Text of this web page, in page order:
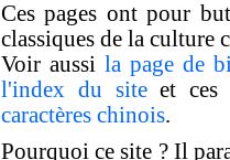
Ces pages ont pour
classiques de la culture
Voir aussi la page de
l'index du siteet ces
caractères chinois.
Pourquoi ce site ? Il